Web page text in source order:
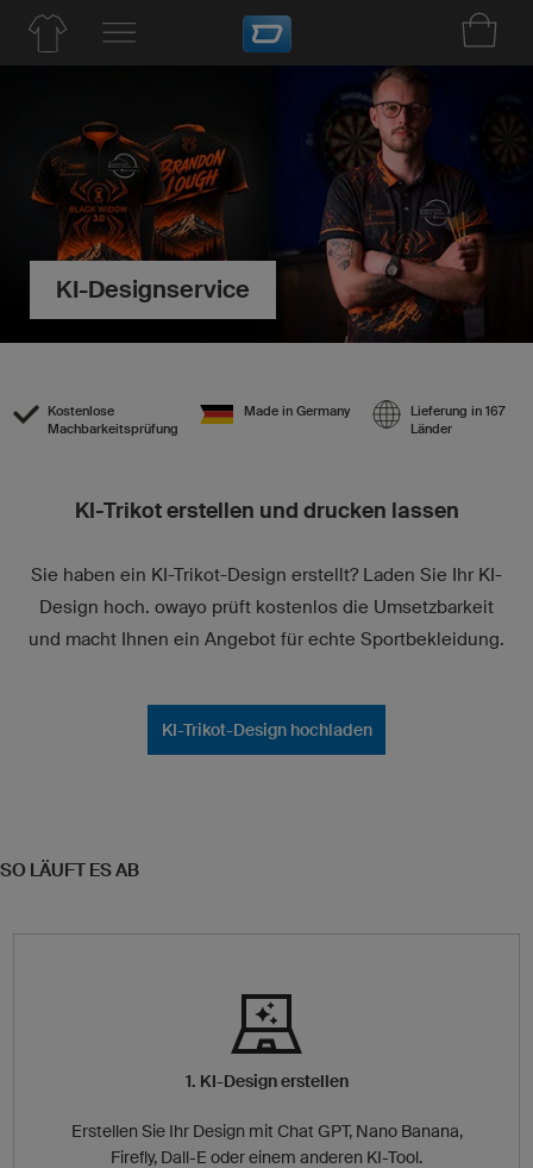
KI-Designservice
Kostenlose
Machbarkeitsprüfung
Made in Germany
Lieferung in 167
Länder
KI-Trikot erstellen und drucken lassen
Sie haben ein KI-Trikot-Design erstellt? Laden Sie Ihr KI-
Design hoch. owayo prüft kostenlos die Umsetzbarkeit
und macht Ihnen ein Angebot für echte Sportbekleidung.
KI-Trikot-Design hochladen
SO LÄUFT ES AB
1. KI-Design erstellen
Erstellen Sie Ihr Design mit Chat GPT, Nano Banana,
Firefly, Dall-E oder einem anderen KI-Tool.